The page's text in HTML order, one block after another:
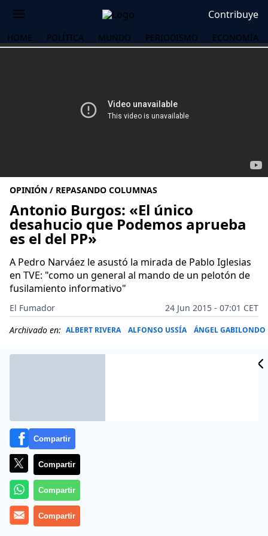
Contribuye
HOME POLÍTICA MUNDO PERIODISMO ECONOMÍA
OPINIÓN / REPASANDO COLUMNAS
Antonio Burgos: «El único
desahucio que Podemos aprueba
es el del PP»
A Pedro Narváez le asustó la mirada de Pablo Iglesias
en TVE: "como un general al mando de un pelotón de
fusilamiento informativo"
El Fumador
24 Jun 2015 - 07:01 CET
Archivado en: ALBERT RIVERA ALFONSO USSÍA ÁNGEL GABILONDO
Si las encuestas de voto se hiciesen sólo entre los
Compartir
Compartir
Compartir
Compartir